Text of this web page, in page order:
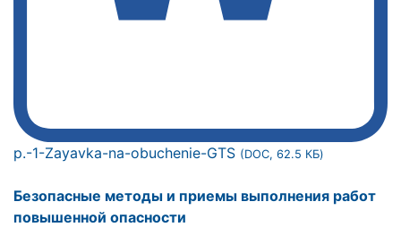
p.-1-Zayavka-na-obuchenie-GTS (DOC, 62.5 КБ)
Безопасные методы и приемы выполнения работ
повышенной опасности